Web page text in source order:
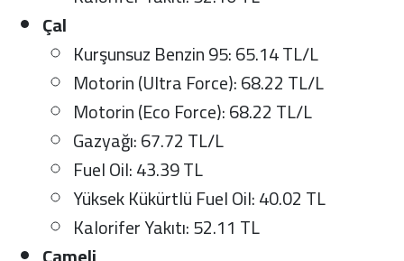
Çal
Kurşunsuz Benzin 95: 65.14 TL/L
Motorin (Ultra Force): 68.22 TL/L
Motorin (Eco Force): 68.22 TL/L
Gazyağı: 67.72 TL/L
Fuel Oil: 43.39 TL
Yüksek Kükürtlü Fuel Oil: 40.02 TL
Kalorifer Yakıtı: 52.11 TL